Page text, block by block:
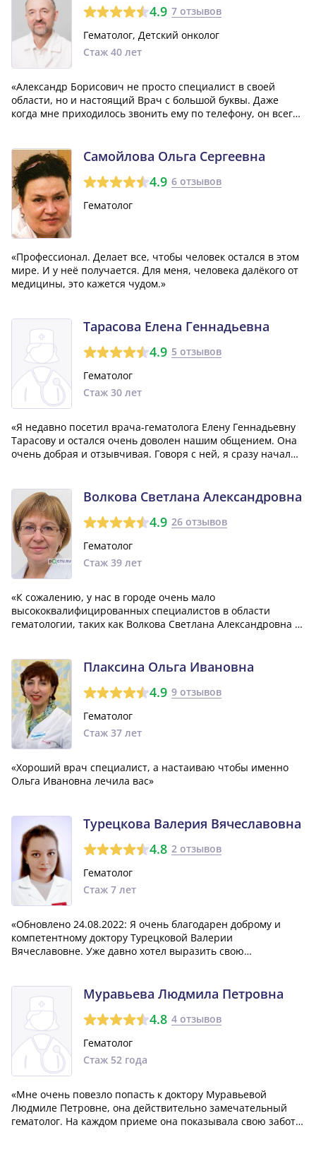
4.9 7 отзывов
Гематолог, Детский онколог
Стаж 40 лет
«Александр Борисович не просто специалист в своей
области, но и настоящий Врач с большой буквы. Даже
когда мне приходилось звонить ему по телефону, он всегда
профессионализм и внимательное отноше...»
Самойлова Ольга Сергеевна
4.9 6 отзывов
Гематолог
«Профессионал. Делает все, чтобы человек остался в этом
мире. И у неё получается. Для меня, человека далёкого от
медицины, это кажется чудом.»
Тарасова Елена Геннадьевна
4.9 5 отзывов
Гематолог
Стаж 30 лет
«Я недавно посетил врача-гематолога Елену Геннадьевну
Тарасову и остался очень доволен нашим общением. Она
очень добрая и отзывчивая. Говоря с ней, я сразу начал
Геннадьевна – талантливый врач, и я...»
Волкова Светлана Александровна
4.9 26 отзывов
Гематолог
Стаж 39 лет
«К сожалению, у нас в городе очень мало
высококвалифицированных специалистов в области
гематологии, таких как Волкова Светлана Александровна и
Плаксина Ольга Ивановна
4.9 9 отзывов
Гематолог
Стаж 37 лет
«Хороший врач специалист, а настаиваю чтобы именно
Ольга Ивановна лечила вас»
Турецкова Валерия Вячеславовна
4.8 2 отзывов
Гематолог
Стаж 7 лет
«Обновлено 24.08.2022: Я очень благодарен доброму и
компетентному доктору Турецковой Валерии
Вячеславовне. Уже давно хотел выразить свою
Турецковой. Определенно обращусь к ней снова и п...»
Муравьева Людмила Петровна
4.8 4 отзывов
Гематолог
Стаж 52 года
«Мне очень повезло попасть к доктору Муравьевой
Людмиле Петровне, она действительно замечательный
гематолог. На каждом приеме она показывала свою заботу